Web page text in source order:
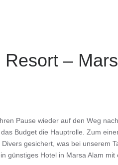
–
Pause wieder auf den Weg
Budget die Hauptrolle. Zum
gesichert, was bei unserem
günstiges Hotel in Marsa Alam mit